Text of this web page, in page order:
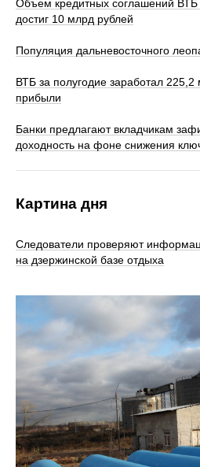
Объем кредитных соглашений
достиг 10 млрд рублей
Популяция дальневосточного
ВТБ за полугодие заработал 225,2
прибыли
Банки предлагают вкладчикам
доходность на фоне снижения
Картина дня
Следователи проверяют
на дзержинской базе отдыха